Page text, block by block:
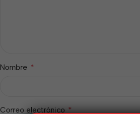
Nombre *
Correo electrónico*